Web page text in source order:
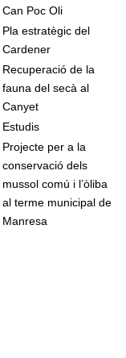
Can Poc Oli
Pla estratègic del
Cardener
Recuperació de la
fauna del secà al
Canyet
Estudis
Projecte per a la
conservació dels
mussol comú i l’òliba
al terme municipal de
Manresa